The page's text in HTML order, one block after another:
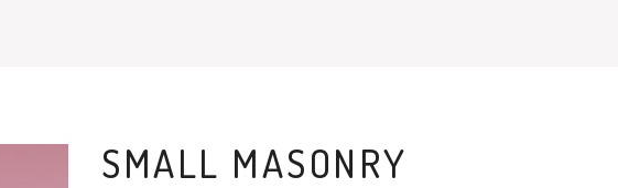
SMALL MASONRY